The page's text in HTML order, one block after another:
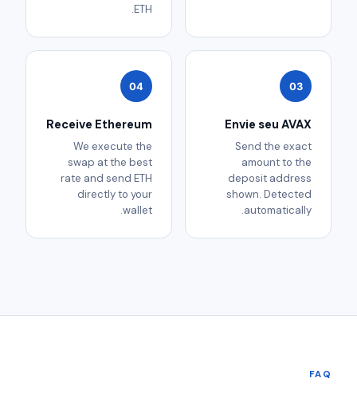
ETH.
03
Envie seu AVAX
Send the exact
amount to the
deposit address
shown. Detected
automatically.
04
Receive Ethereum
We execute the
swap at the best
rate and send ETH
directly to your
wallet.
FAQ